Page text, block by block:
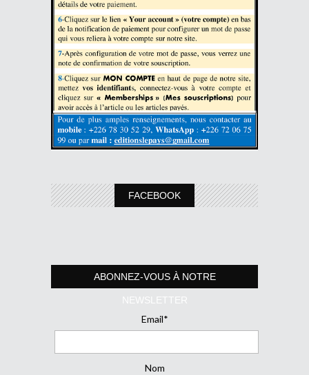
FACEBOOK
ABONNEZ-VOUS À NOTRE
NEWSLETTER
Email*
Nom